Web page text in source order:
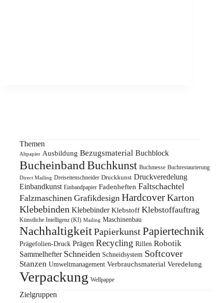
Themen
Altpapier Ausbildung Bezugsmaterial Buchblock
Bucheinband Buchkunst Buchmesse Buchrestaurierung
Direct Mailing Dreiseitenschneider Druckkunst Druckveredelung
Einbandkunst Einbandpapier Fadenheften Faltschachtel
Falzmaschinen Grafikdesign HardcoverKarton
Klebebinden Klebebinder Klebstoff Klebstoffauftrag
Künstliche Intelligenz (KI) Mailing Maschinenbau
NachhaltigkeitPapierkunst Papiertechnik
Prägefolien-Druck Prägen Recycling Rillen Robotik
Sammelhefter Schneiden Schneidsystem Softcover
Stanzen Umweltmanagement Verbrauchsmaterial Veredelung
Verpackung Wellpappe
Zielgruppen